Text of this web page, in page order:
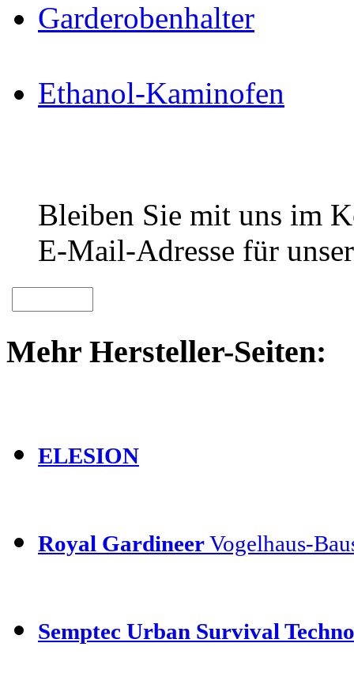
Garderobenhalter
Ethanol-Kaminofen
Bleiben Sie mit uns im
E-Mail-Adresse für
Mehr Hersteller-Seiten:
ELESION
Royal GardineerVogelhaus-
Semptec Urban Survival